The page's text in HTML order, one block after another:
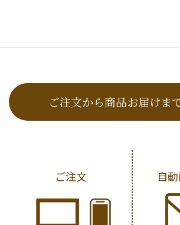
ご注文から商品お届けま
ご注文 自